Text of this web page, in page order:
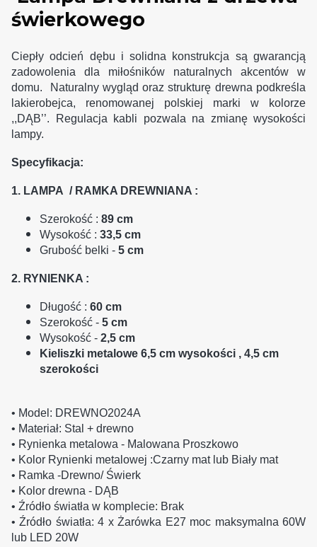
świerkowego
Ciepły odcień dębu i solidna konstrukcja są gwarancją
zadowolenia dla miłośników naturalnych akcentów w
domu. Naturalny wygląd oraz strukturę drewna podkreśla
lakierobejca, renomowanej polskiej marki w kolorze
,,DĄB’’. Regulacja kabli pozwala na zmianę wysokości
lampy.
Specyfikacja:
1. LAMPA / RAMKA DREWNIANA :
Szerokość : 89 cm
Wysokość : 33,5 cm
Grubość belki - 5 cm
2. RYNIENKA :
Długość : 60 cm
Szerokość - 5 cm
Wysokość - 2,5 cm
Kieliszki metalowe 6,5 cm wysokości , 4,5 cm
szerokości
• Model: DREWNO2024A
• Materiał: Stal + drewno
• Rynienka metalowa - Malowana Proszkowo
• Kolor Rynienki metalowej :Czarny mat lub Biały mat
• Ramka -Drewno/ Świerk
• Kolor drewna - DĄB
• Źródło światła w komplecie: Brak
• Źródło światła: 4 x Żarówka E27 moc maksymalna 60W
lub LED 20W